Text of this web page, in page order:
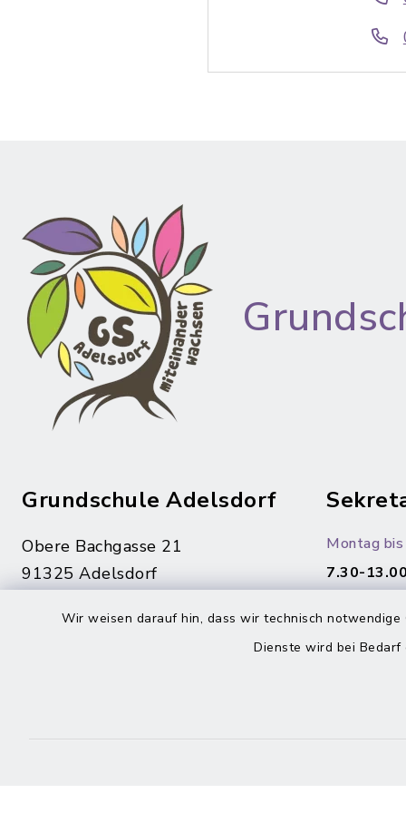
Wir weisen darauf hin, dass wir technisch
Dienste wird bei
Grundschule Adelsdorf
Obere Bachgasse 21
91325 Adelsdorf
09195/94 32-460
Montag
7.30-